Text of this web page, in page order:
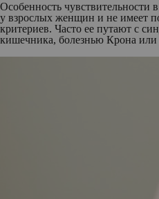
Особенность чувствительности
у взрослых женщин и не имеет
критериев. Часто ее путают с
кишечника, болезнью Крона